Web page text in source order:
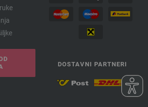
DOSTAVNI PARTNERI